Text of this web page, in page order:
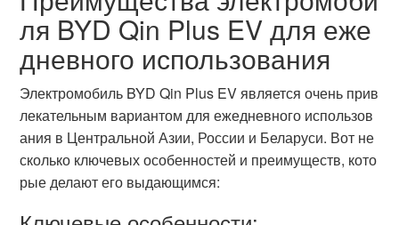
ля BYD Qin Plus EV для еже
дневного использования
Электромобиль BYD Qin Plus EV является очень прив
лекательным вариантом для ежедневного использов
ания в Центральной Азии, России и Беларуси. Вот не
сколько ключевых особенностей и преимуществ, кото
рые делают его выдающимся: